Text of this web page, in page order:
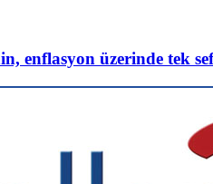
enflasyon üzerinde tek